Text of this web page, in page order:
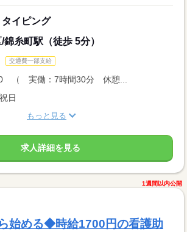
イピング
糸町駅（徒歩 5分）
交通費一部支給
（ 実働：7時間30分 休憩...
日
もっと見る
求人詳細を見る
1週間以内公開
始める◆時給1700円の看護助